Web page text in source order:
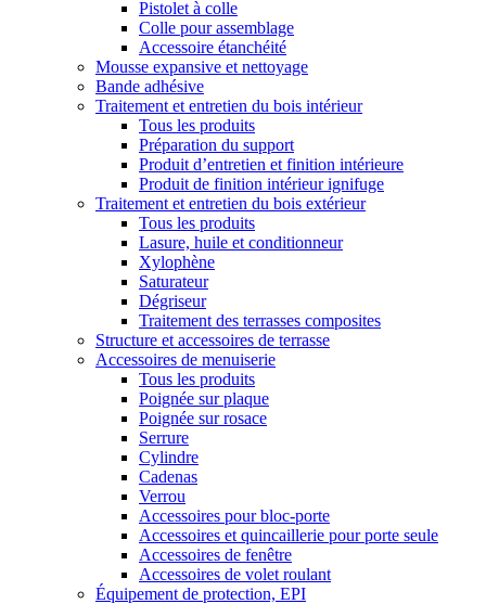
Pistolet à colle
Colle pour assemblage
Accessoire étanchéité
Mousse expansive et nettoyage
Bande adhésive
Traitement et entretien du bois intérieur
Tous les produits
Préparation du support
Produit d’entretien et finition intérieure
Produit de finition intérieur ignifuge
Traitement et entretien du bois extérieur
Tous les produits
Lasure, huile et conditionneur
Xylophène
Saturateur
Dégriseur
Traitement des terrasses composites
Structure et accessoires de terrasse
Accessoires de menuiserie
Tous les produits
Poignée sur plaque
Poignée sur rosace
Serrure
Cylindre
Cadenas
Verrou
Accessoires pour bloc-porte
Accessoires et quincaillerie pour porte seule
Accessoires de fenêtre
Accessoires de volet roulant
Équipement de protection, EPI